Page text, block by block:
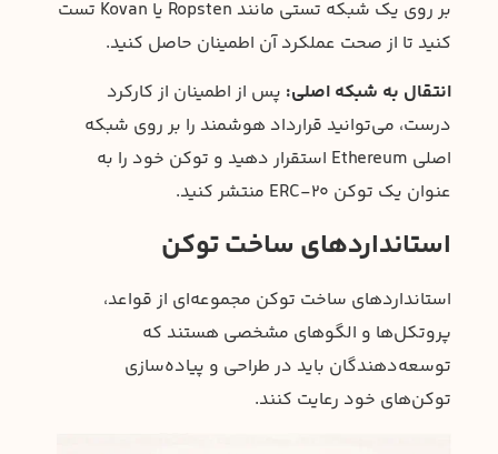
بر روی یک شبکه تستی مانند Ropsten یا Kovan تست
کنید تا از صحت عملکرد آن اطمینان حاصل کنید.
انتقال به شبکه اصلی: پس از اطمینان از کارکرد
درست، می‌توانید قرارداد هوشمند را بر روی شبکه
اصلی Ethereum استقرار دهید و توکن خود را به
عنوان یک توکن ERC-20 منتشر کنید.
استانداردهای ساخت توکن
استانداردهای ساخت توکن مجموعه‌ای از قواعد،
پروتکل‌ها و الگوهای مشخصی هستند که
توسعه‌دهندگان باید در طراحی و پیاده‌سازی
توکن‌های خود رعایت کنند.